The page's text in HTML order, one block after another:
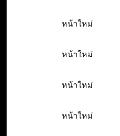
หน้าใหม่
หน้าใหม่
หน้าใหม่
หน้าใหม่